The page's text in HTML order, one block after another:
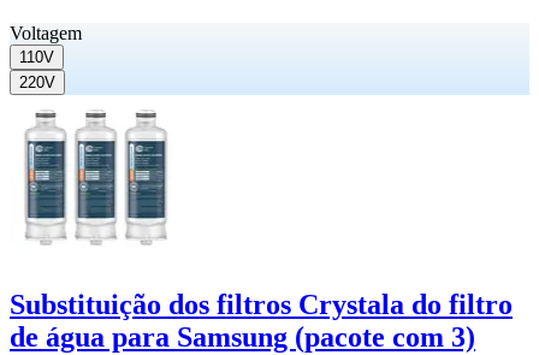
Voltagem
110V
220V
Substituição dos filtros Crystala do filtro
de água para Samsung (pacote com 3)